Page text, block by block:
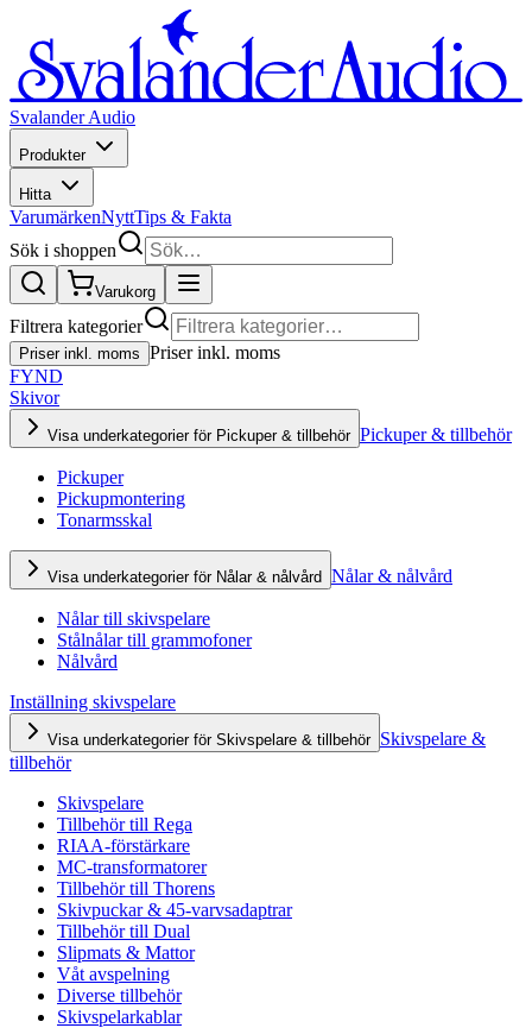
Svalander Audio
Produkter
Hitta
VarumärkenNyttTips & Fakta
Sök i shoppen
Varukorg
Filtrera kategorier
Priser inkl. moms Priser inkl. moms
FYND
Skivor
Visa underkategorier för Pickuper & tillbehör Pickuper & tillbehör
Pickuper
Pickupmontering
Tonarmsskal
Visa underkategorier för Nålar & nålvård Nålar & nålvård
Nålar till skivspelare
Stålnålar till grammofoner
Nålvård
Inställning skivspelare
Visa underkategorier för Skivspelare & tillbehör Skivspelare &
tillbehör
Skivspelare
Tillbehör till Rega
RIAA-förstärkare
MC-transformatorer
Tillbehör till Thorens
Skivpuckar & 45-varvsadaptrar
Tillbehör till Dual
Slipmats & Mattor
Våt avspelning
Diverse tillbehör
Skivspelarkablar